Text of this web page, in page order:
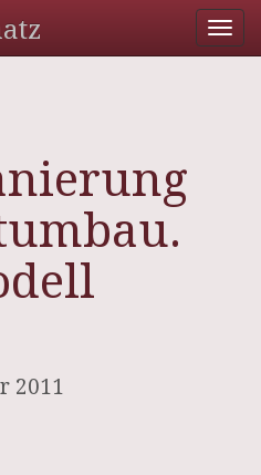
2011